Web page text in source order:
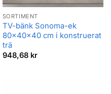
SORTIMENT
TV-bänk Sonoma-ek
80x40x40 cm i konstruerat
trä
948,68 kr